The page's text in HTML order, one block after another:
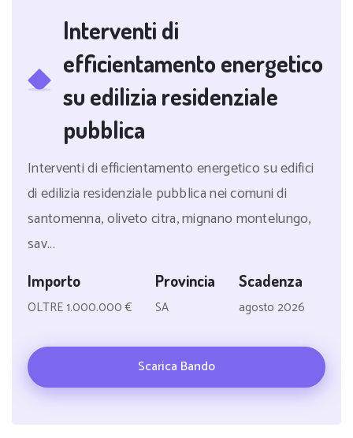
Interventi di
efficientamento energetico
su edilizia residenziale
pubblica
Interventi di efficientamento energetico su edifici
di edilizia residenziale pubblica nei comuni di
santomenna, oliveto citra, mignano montelungo,
sav...
Importo
OLTRE 1.000.000 €
Provincia
SA
Scadenza
agosto 2026
Scarica Bando